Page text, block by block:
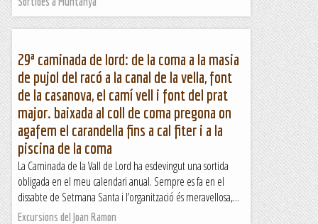
29ª caminada de lord: de la coma a la masia
de pujol del racó a la canal de la vella, font
de la casanova, el camí vell i font del prat
major. baixada al coll de coma pregona on
agafem el carandella fins a cal fiter i a la
piscina de la coma
La Caminada de la Vall de Lord ha esdevingut una sortida
obligada en el meu calendari anual. Sempre es fa en el
dissabte de Setmana Santa i l’organització és meravellosa,...
Excursions del Joan Ramon